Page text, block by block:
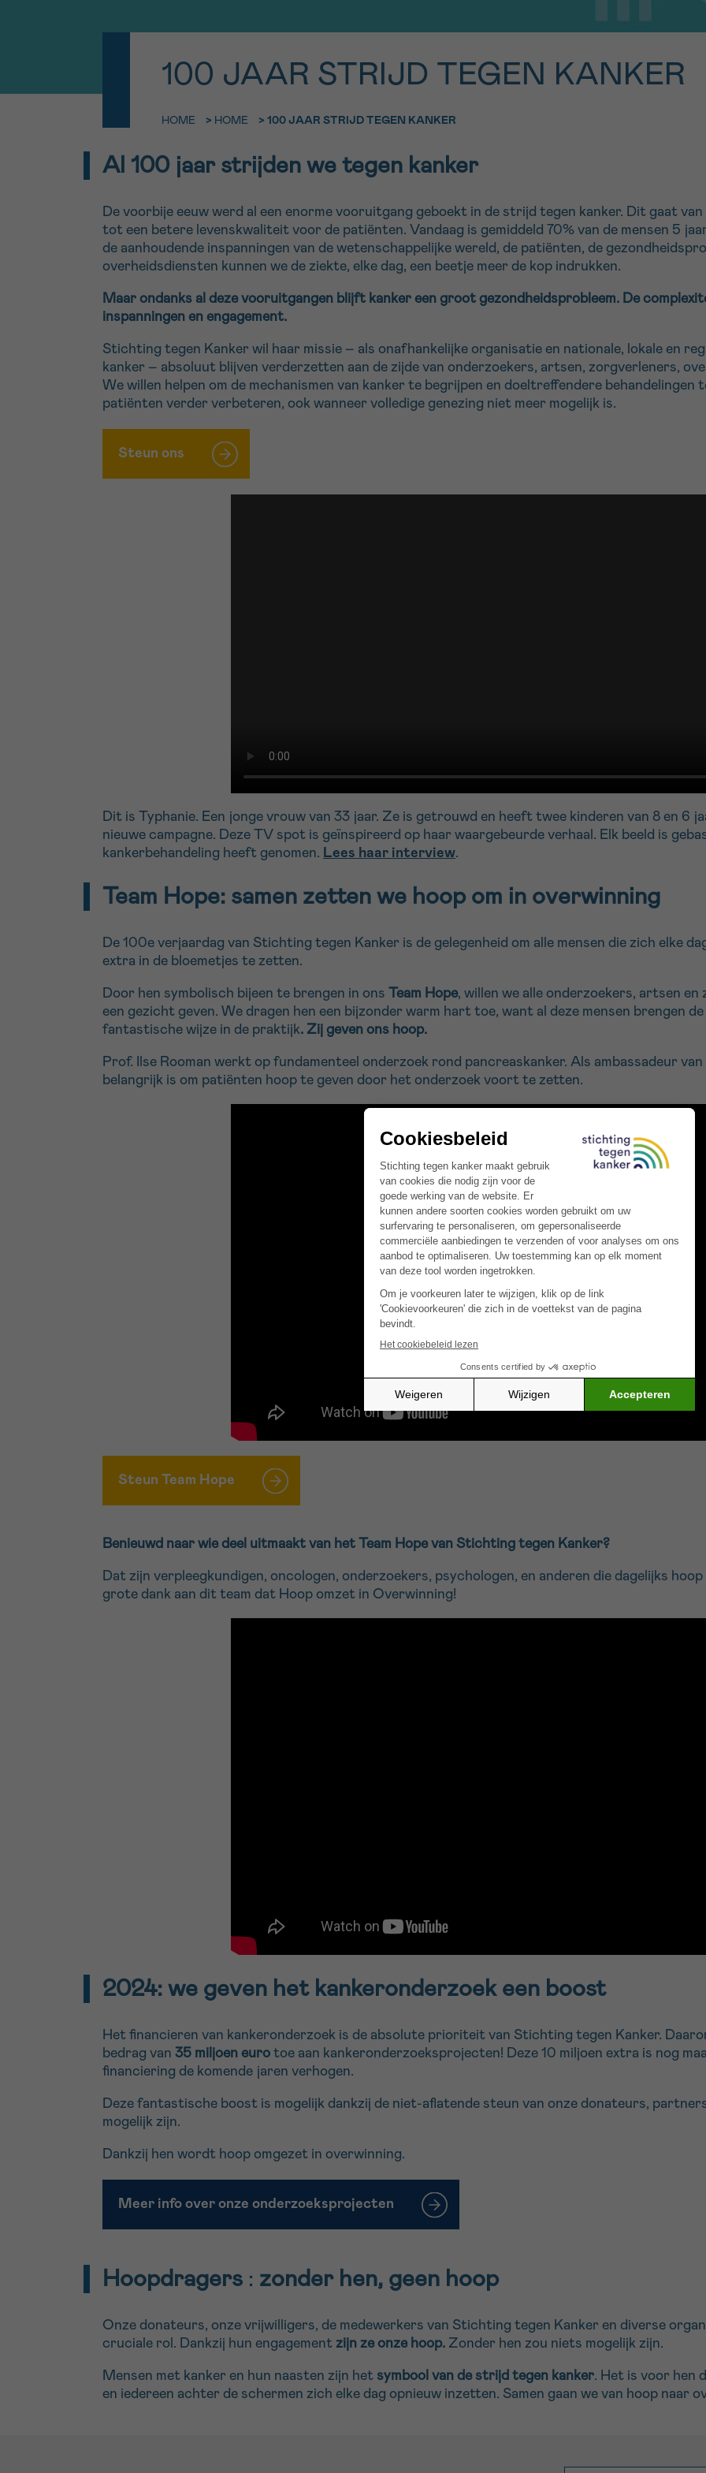
100 JAAR STRIJD TEGEN KANKER
HOME > HOME > 100 JAAR STRIJD TEGEN KANKER
​​Al 100 jaar strijden we tegen kanker
De voorbije eeuw werd al een enorme vooruitgang geboekt in de strijd tegen kanker. Dit gaat
tot een betere levenskwaliteit voor de patiënten. Vandaag is gemiddeld 70% van de mensen 5
de aanhoudende inspanningen van de wetenschappelijke wereld, de patiënten, de
overheidsdiensten kunnen we de ziekte, elke dag, een beetje meer de kop indrukken.
Maar ondanks al deze vooruitgangen blijft kanker een groot gezondheidsprobleem. De
inspanningen en engagement.
Stichting tegen Kanker wil haar missie – als onafhankelijke organisatie en nationale, lokale en
kanker – absoluut blijven verderzetten aan de zijde van onderzoekers, artsen, zorgverleners,
We willen helpen om de mechanismen van kanker te begrijpen en doeltreffendere behandelingen
patiënten verder verbeteren, ook wanneer volledige genezing niet meer mogelijk is.
Steun ons
Dit is Typhanie. Een jonge vrouw van 33 jaar. Ze is getrouwd en heeft twee kinderen van 8 en 6
nieuwe campagne. Deze TV spot is geïnspireerd op haar waargebeurde verhaal. Elk beeld is
kankerbehandeling heeft genomen. Lees haar interview.
​Team Hope: samen zetten we hoop om in overwinning
De 100e verjaardag van Stichting tegen Kanker is de gelegenheid om alle mensen die zich elke
extra in de bloemetjes te zetten.
Door hen symbolisch bijeen te brengen in ons Team Hope, willen we alle onderzoekers, artsen
een gezicht geven. We dragen hen een bijzonder warm hart toe, want al deze mensen brengen
fantastische wijze in de praktijk. Zij geven ons hoop.
Prof. Ilse Rooman werkt op fundamenteel onderzoek rond pancreaskanker. Als ambassadeur
belangrijk is om patiënten hoop te geven door het onderzoek voort te zetten.
Steun Team Hope
Benieuwd naar wie deel uitmaakt van het Team Hope van Stichting tegen Kanker?
Dat zijn verpleegkundigen, oncologen, onderzoekers, psychologen, en anderen die dagelijks
grote dank aan dit team dat Hoop omzet in Overwinning!
2024: we geven het kankeronderzoek een boost
Het financieren van kankeronderzoek is de absolute prioriteit van Stichting tegen Kanker.
bedrag van 35 miljoen euro toe aan kankeronderzoeksprojecten! Deze 10 miljoen extra is nog
financiering de komende jaren verhogen.
Deze fantastische boost is mogelijk dankzij de niet-aflatende steun van onze donateurs,
mogelijk zijn.
Dankzij hen wordt hoop omgezet in overwinning.
​​​Meer info over onze onderzoeksprojecten
Hoopdragers : zonder hen, geen hoop
Onze donateurs, onze vrijwilligers, de medewerkers van Stichting tegen Kanker en diverse
cruciale rol. Dankzij hun engagement zijn ze onze hoop. Zonder hen zou niets mogelijk zijn.
Mensen met kanker en hun naasten zijn het symbool van de strijd tegen kanker. Het is voor hen
en iedereen achter de schermen zich elke dag opnieuw inzetten. Samen gaan we van hoop naar
Contacteer ons gratis
ma-vrij 9u tot 18u
Ik wil graag opgebeld
MIJN VRAAG
Ja, stuur mij de nieuwsbrief
Ik aanvaard degebruiksvoorwaarden
*VERPLICHT VELD